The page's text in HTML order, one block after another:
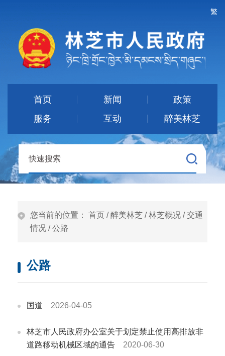
繁
首页 新闻
政策
服务
互动 醉美林芝
您当前的位置： 首页 /醉美林芝 /林芝概况 /交通
情况 /公路
公路
国道 2026-04-05
林芝市人民政府办公室关于划定禁止使用高排放非
道路移动机械区域的通告
2020-06-30